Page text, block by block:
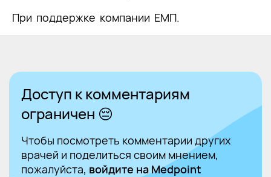
При поддержке компании ЕМП.
Доступ к комментариям
ограничен 😔
Чтобы посмотреть комментарии других
врачей и поделиться своим мнением,
пожалуйста, войдите на Medpoint